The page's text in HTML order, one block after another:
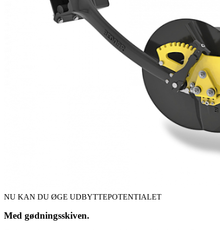
NU KAN DU ØGE UDBYTTEPOTENTIALET
Med gødningsskiven.